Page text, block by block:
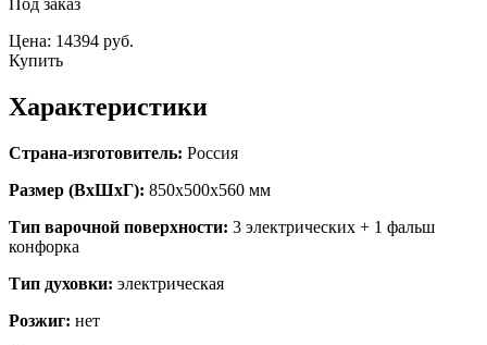
Цена: 14394 руб.
Купить
Характеристики
Страна-изготовитель: Россия
Размер (ВхШхГ): 850х500х560 мм
Тип варочной поверхности: 3 электрических + 1 фальш
конфорка
Тип духовки: электрическая
Розжиг: нет